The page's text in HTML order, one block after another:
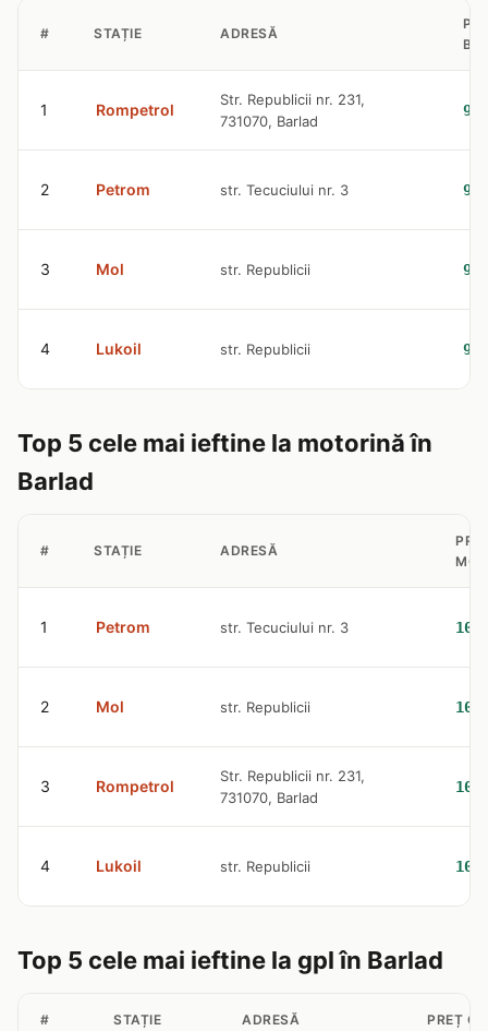
# STAȚIE ADRESĂ
1 Rompetrol
Str. Republicii nr. 231,
731070, Barlad
2 Petrom str. Tecuciului nr. 3
3 Mol str. Republicii
4 Lukoil str. Republicii
Top 5 cele mai ieftine la motorină în
Barlad
# STAȚIE ADRESĂ
1 Petrom str. Tecuciului nr. 3
2 Mol str. Republicii
3 Rompetrol
Str. Republicii nr. 231,
731070, Barlad
4 Lukoil str. Republicii
Top 5 cele mai ieftine la gpl în Barlad
# STAȚIE ADRESĂ PREȚ